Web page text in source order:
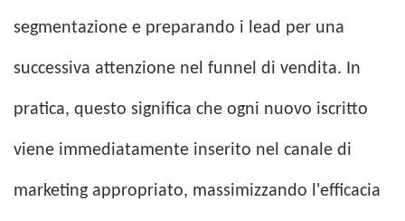
segmentazione e preparando i lead per una
successiva attenzione nel funnel di vendita. In
pratica, questo significa che ogni nuovo iscritto
viene immediatamente inserito nel canale di
marketing appropriato, massimizzando l'efficacia